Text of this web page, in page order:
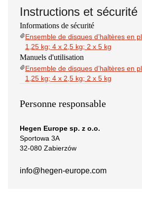
Instructions et sécurité
Informations de sécurité
Ensemble de disques d’haltères en
1,25 kg; 4 x 2,5 kg; 2 x 5 kg
Manuels d'utilisation
Ensemble de disques d’haltères en
1,25 kg; 4 x 2,5 kg; 2 x 5 kg
Personne responsable
Hegen Europe sp. z o.o.
Sportowa 3A
32-080 Zabierzów
info@hegen-europe.com